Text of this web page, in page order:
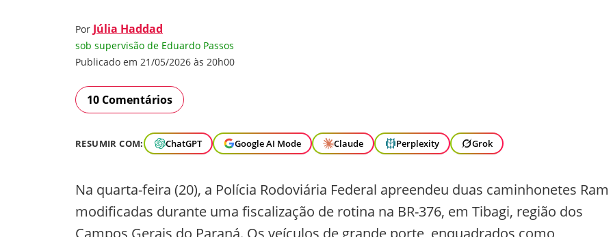
Por Júlia Haddad
sob supervisão de Eduardo Passos
Publicado em 21/05/2026 às 20h00
10 Comentários
RESUMIR COM: ChatGPT Google AI Mode Claude Perplexity Grok
Na quarta-feira (20), a Polícia Rodoviária Federal apreendeu duas caminhonetes Ram
modificadas durante uma fiscalização de rotina na BR-376, em Tibagi, região dos
Campos Gerais do Paraná. Os veículos de grande porte, enquadrados como